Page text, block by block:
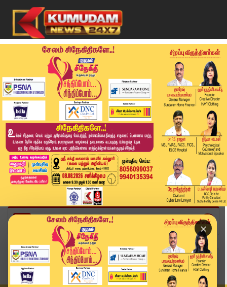
×
Home
வீடியோ ஸ்டோரி
மூதாட்டியின் காதுகளை அறுத்த கொடூரன் | Ranipet |...